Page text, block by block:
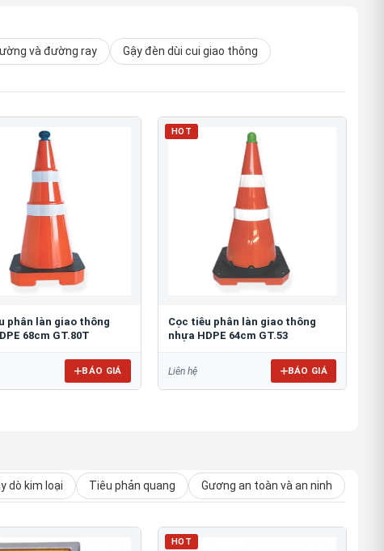
và đường ray Gậy đèn dùi cui giao thông
phân làn giao thông
68cm GT.80T
BÁO GIÁ
HOT
Cọc tiêu phân làn giao thông
nhựa HDPE 64cm GT.53
Liên hệ BÁO GIÁ
dò kim loại Tiêu phản quang Gương an toàn và an ninh
HOT